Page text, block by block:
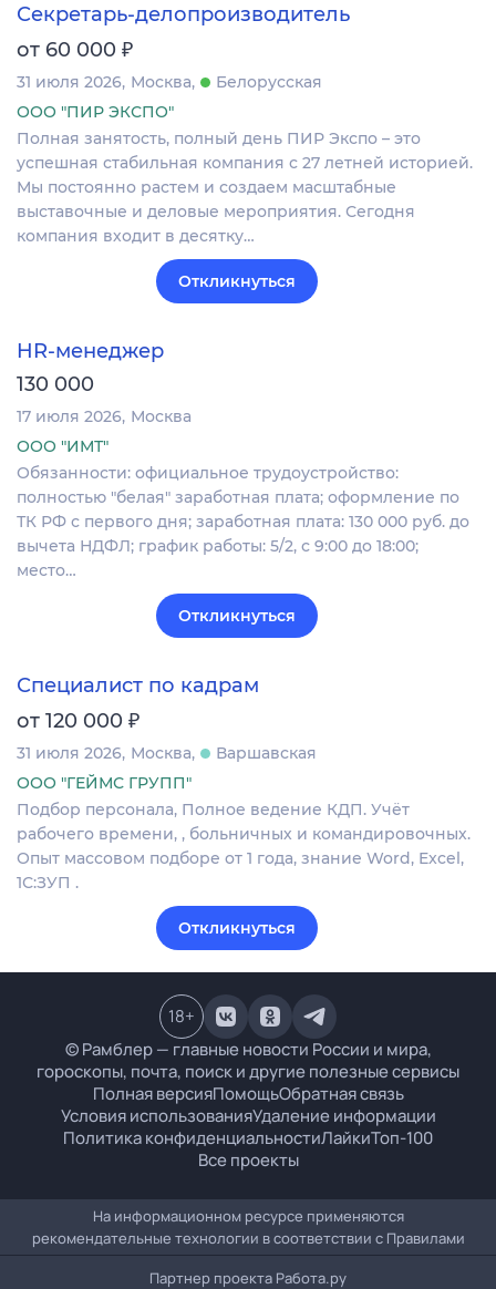
Секретарь-делопроизводитель
от 60 000 ₽
31 июля 2026 Москва
Белорусская
ООО "ПИР ЭКСПО"
Полная занятость, полный день ПИР Экспо – это
успешная стабильная компания с 27 летней историей.
Мы постоянно растем и создаем масштабные
выставочные и деловые мероприятия. Сегодня
компания входит в десятку…
Откликнуться
HR-менеджер
130 000
17 июля 2026 Москва
ООО "ИМТ"
Обязанности: официальное трудоустройство:
полностью "белая" заработная плата; оформление по
ТК РФ с первого дня; заработная плата: 130 000 руб. до
вычета НДФЛ; график работы: 5/2, с 9:00 до 18:00;
место…
Откликнуться
Специалист по кадрам
от 120 000 ₽
31 июля 2026 Москва
Варшавская
ООО "ГЕЙМС ГРУПП"
Подбор персонала, Полное ведение КДП. Учёт
рабочего времени, , больничных и командировочных.
Опыт массовом подборе от 1 года, знание Word, Excel,
1С:ЗУП .
Откликнуться
© Рамблер — главные новости России и мира,
гороскопы, почта, поиск и другие полезные сервисы
Полная версияПомощьОбратная связь
Условия использованияУдаление информации
Политика конфиденциальностиЛайкиТоп-100
Все проекты
18+
На информационном ресурсе применяются
рекомендательные технологии в соответствии с Правилами
Партнер проекта Работа.ру